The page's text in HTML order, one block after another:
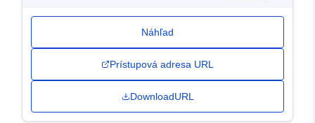
Náhľad
Prístupová adresa URL
DownloadURL